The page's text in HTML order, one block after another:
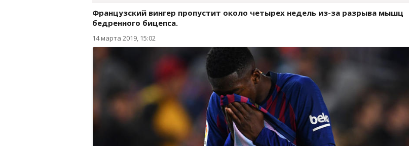
Французский вингер пропустит около четырех недель из-за разрыва мышц
бедренного бицепса.
14 марта 2019, 15:02